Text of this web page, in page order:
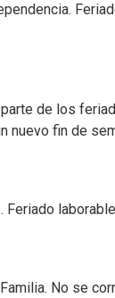
de los
nuevo fin de
No se